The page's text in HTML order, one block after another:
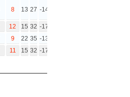
8 13 27 -14
12 15 32 -17
9 22 35 -13
11 15 32 -17